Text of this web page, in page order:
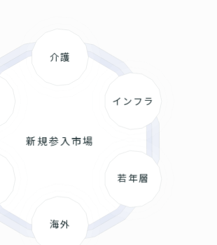
新規参入市場
介護
インフラ
若年層
海外